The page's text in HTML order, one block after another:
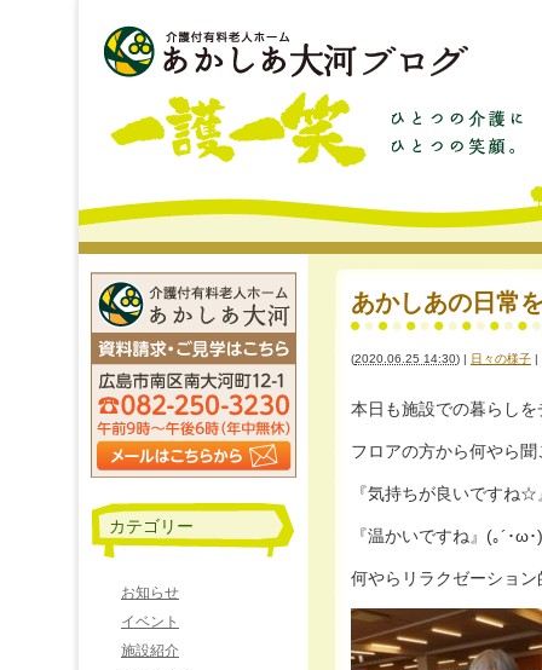
あかしあの日常
(2020.06.25 14:30) | 日々の様子 |
本日も施設での暮らしを
フロアの方から何やら
『気持ちが良いですね☆
『温かいですね』(｡´･ω
何やらリラクゼーショ
カテゴリー
お知らせ
イベント
施設紹介